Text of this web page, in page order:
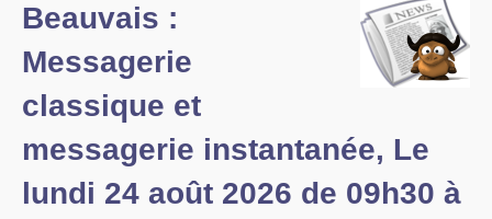
Espace membres
Beauvais :
Messagerie
classique et
messagerie instantanée, Le
lundi 24 août 2026 de 09h30 à